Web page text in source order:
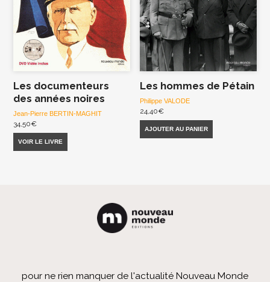
Les documenteurs
des années noires
Jean-Pierre BERTIN-MAGHIT
34,50€
VOIR LE LIVRE
Les hommes de Pétain
Philippe VALODE
24,40€
AJOUTER AU PANIER
pour ne rien manquer de l'actualité Nouveau Monde